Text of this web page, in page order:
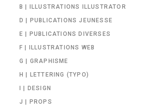
B | ILLUSTRATIONS ILLUSTRATOR
D | PUBLICATIONS JEUNESSE
E | PUBLICATIONS DIVERSES
F | ILLUSTRATIONS WEB
G | GRAPHISME
H | LETTERING (TYPO)
I | DESIGN
J | PROPS